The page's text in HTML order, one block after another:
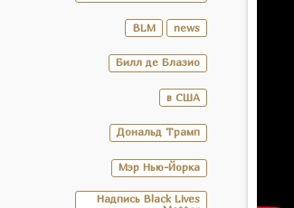
BLM news
Билл де Блазио
в США
Дональд Трамп
Мэр Нью-Йорка
Надпись Black Lives